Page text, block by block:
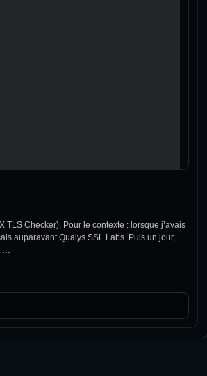
TLS Checker). Pour le contexte : lorsque j’avais
auparavant Qualys SSL Labs. Puis un jour,
…